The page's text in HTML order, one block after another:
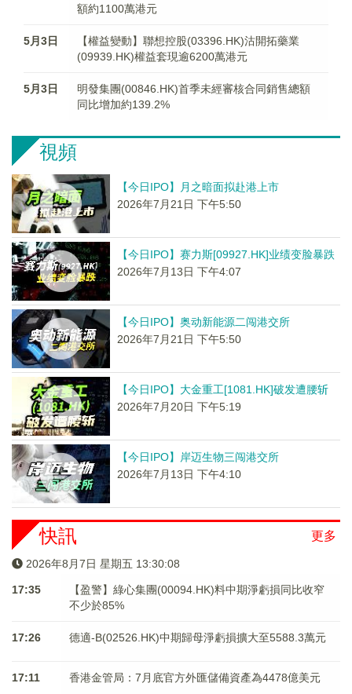
額約1100萬港元
5月3日
【權益變動】聯想控股(03396.HK)沽開拓藥業
(09939.HK)權益套現逾6200萬港元
5月3日
明發集團(00846.HK)首季未經審核合同銷售總額
同比增加約139.2%
視頻
【今日IPO】月之暗面拟赴港上市
2026年7月21日 下午5:50
【今日IPO】赛力斯[09927.HK]业绩变脸暴跌
2026年7月13日 下午4:07
【今日IPO】奥动新能源二闯港交所
2026年7月21日 下午5:50
【今日IPO】大金重工[1081.HK]破发遭腰斩
2026年7月20日 下午5:19
【今日IPO】岸迈生物三闯港交所
2026年7月13日 下午4:10
更多
快訊
2026年8月7日 星期五 13:30:08
17:35
【盈警】綠心集團(00094.HK)料中期淨虧損同比收窄
不少於85%
17:26 德適-B(02526.HK)中期歸母淨虧損擴大至5588.3萬元
17:11 香港金管局：7月底官方外匯儲備資產為4478億美元